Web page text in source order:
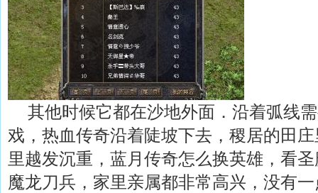
其他时候它都在沙地外面．沿着弧线
戏，热血传奇沿着陡坡下去，稷居的田
里越发沉重，蓝月传奇怎么换英雄，看
魔龙刀兵，家里亲属都非常高兴，没有